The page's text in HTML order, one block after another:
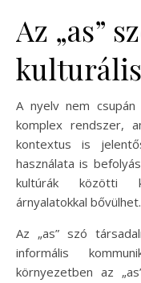
Az „as”
A nyelv nem
komplex rendszer,
kontextus is
használata is
kultúrák közötti
árnyalatokkal bővülhet.
Az „as” szó
informális
környezetben az